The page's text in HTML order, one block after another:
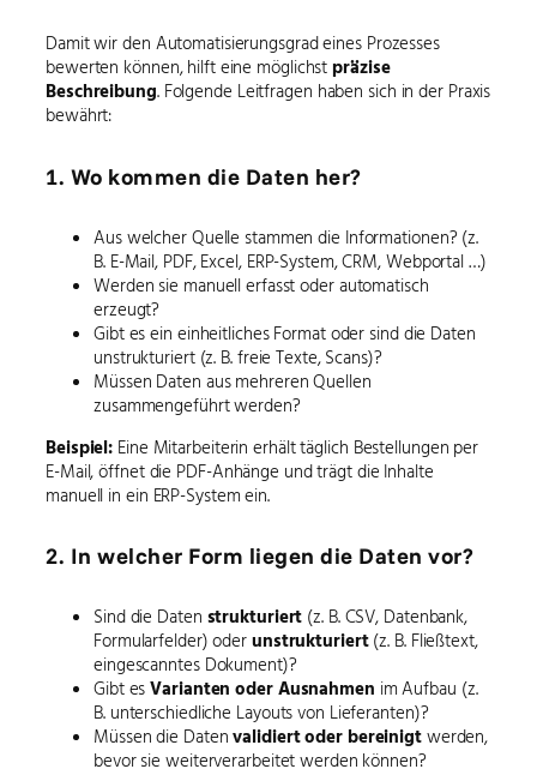
Damit wir den Automatisierungsgrad eines Prozesses
bewerten können, hilft eine möglichst präzise
Beschreibung. Folgende Leitfragen haben sich in der Praxis
bewährt:
1. Wo kommen die Daten her?
Aus welcher Quelle stammen die Informationen? (z.
B. E-Mail, PDF, Excel, ERP-System, CRM, Webportal …)
Werden sie manuell erfasst oder automatisch
erzeugt?
Gibt es ein einheitliches Format oder sind die Daten
unstrukturiert (z. B. freie Texte, Scans)?
Müssen Daten aus mehreren Quellen
zusammengeführt werden?
Beispiel: Eine Mitarbeiterin erhält täglich Bestellungen per
E-Mail, öffnet die PDF-Anhänge und trägt die Inhalte
manuell in ein ERP-System ein.
2. In welcher Form liegen die Daten vor?
Sind die Daten strukturiert (z. B. CSV, Datenbank,
Formularfelder) oderunstrukturiert(z. B. Fließtext,
eingescanntes Dokument)?
Gibt esVarianten oder Ausnahmen im Aufbau (z.
B. unterschiedliche Layouts von Lieferanten)?
Müssen die Datenvalidiert oder bereinigtwerden,
bevor sie weiterverarbeitet werden können?